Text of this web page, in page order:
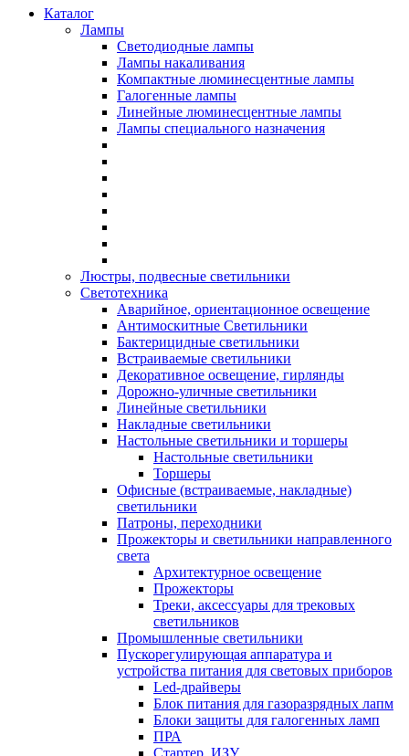
Каталог
Лампы
Светодиодные лампы
Лампы накаливания
Компактные люминесцентные лампы
Галогенные лампы
Линейные люминесцентные лампы
Лампы специального назначения
Люстры, подвесные светильники
Светотехника
Аварийное, ориентационное освещение
Антимоскитные Светильники
Бактерицидные светильники
Встраиваемые светильники
Декоративное освещение, гирлянды
Дорожно-уличные светильники
Линейные светильники
Накладные светильники
Настольные светильники и торшеры
Настольные светильники
Торшеры
Офисные (встраиваемые, накладные)
светильники
Патроны, переходники
Прожекторы и светильники направленного
света
Архитектурное освещение
Прожекторы
Треки, аксессуары для трековых
светильников
Промышленные светильники
Пускорегулирующая аппаратура и
устройства питания для световых приборов
Led-драйверы
Блок питания для газоразрядных лапм
Блоки защиты для галогенных ламп
ПРА
Стартер, ИЗУ